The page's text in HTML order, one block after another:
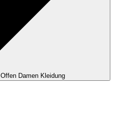
Offen Damen Kleidung